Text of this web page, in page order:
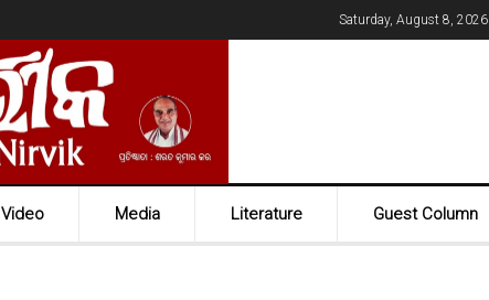
Saturday, August 8, 2026
Video Media Literature Guest Column